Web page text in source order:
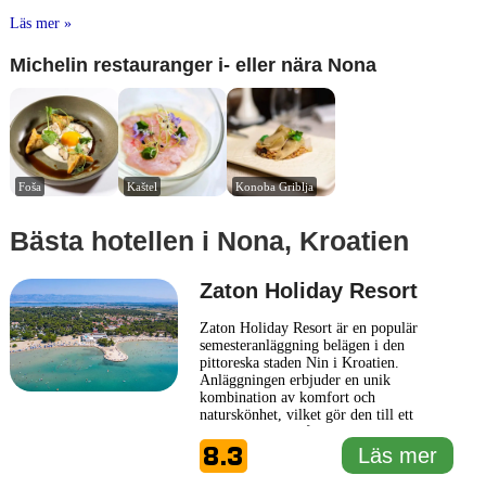
Läs mer »
Michelin restauranger i- eller nära Nona
Foša Kaštel Konoba Griblja
Bästa hotellen i Nona, Kroatien
Zaton Holiday Resort
Zaton Holiday Resort är en populär
semesteranläggning belägen i den
pittoreska staden Nin i Kroatien.
Anläggningen erbjuder en unik
kombination av komfort och
naturskönhet, vilket gör den till ett
Zeven har en varierad boendeupplevelse,
inklusive stugor och mobilhem, vilket
8.3 Läs mer